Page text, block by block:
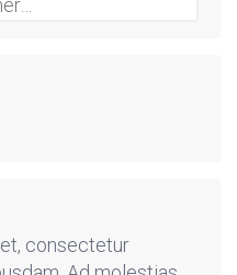
consectetur